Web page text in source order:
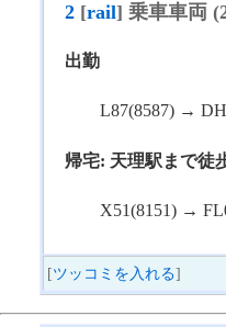
2[rail] 乗車車両
出勤
L87(8587) →
帰宅: 天理駅まで徒
X51(8151) →
[ツッコミを入れる]